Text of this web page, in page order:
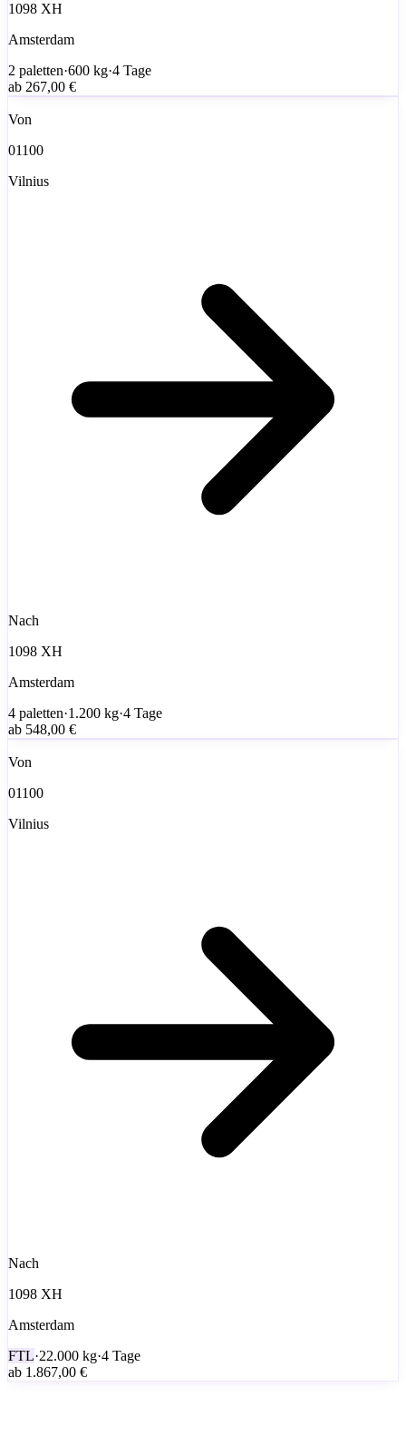
1098 XH
Amsterdam
2 paletten·600 kg·4 Tage
ab 267,00 €
Von
01100
Vilnius
Nach
1098 XH
Amsterdam
4 paletten·1.200 kg·4 Tage
ab 548,00 €
Von
01100
Vilnius
Nach
1098 XH
Amsterdam
FTL·22.000 kg·4 Tage
ab 1.867,00 €